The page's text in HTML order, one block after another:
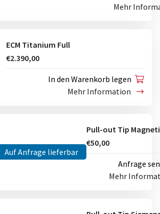
Mehr
ECM Titanium Full
€2.390,00
In den Warenkorb legen
Mehr Information
Auf Anfrage lieferbar
€50,00
Anfrage
Mehr